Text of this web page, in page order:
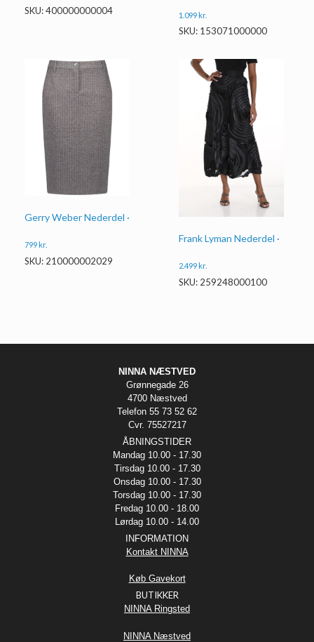
SKU: 400000000004 1.099kr.
SKU: 153071000000
Gerry Weber Nederdel ·
799 kr.
SKU: 210000002029
Frank Lyman Nederdel ·
2.499 kr.
SKU: 259248000100
NINNA NÆSTVED
Grønnegade 26
4700 Næstved
Telefon 55 73 52 62
Cvr. 75527217
ÅBNINGSTIDER
Mandag 10.00 - 17.30
Tirsdag 10.00 - 17.30
Onsdag 10.00 - 17.30
Torsdag 10.00 - 17.30
Fredag 10.00 - 18.00
Lørdag 10.00 - 14.00
INFORMATION
Kontakt NINNA
Køb Gavekort
BUTIKKER
NINNA Ringsted
NINNA Næstved